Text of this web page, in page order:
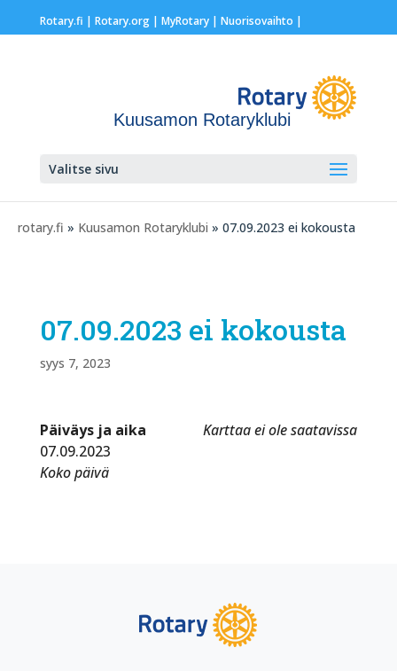
Rotary.fi | Rotary.org| MyRotary | Nuorisovaihto |
Kuusamon Rotaryklubi
Valitse sivu
rotary.fi » Kuusamon Rotaryklubi » 07.09.2023 ei kokousta
07.09.2023 ei kokousta
syys 7, 2023
Karttaa ei ole saatavissa
Päiväys ja aika
07.09.2023
Koko päivä